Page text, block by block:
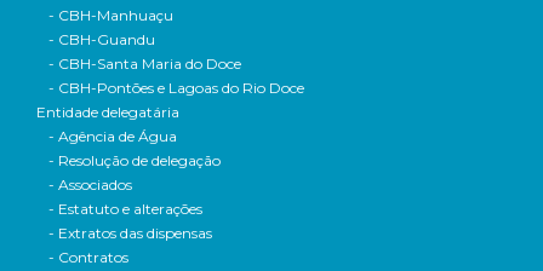
- CBH-Manhuaçu
- CBH-Guandu
- CBH-Santa Maria do Doce
- CBH-Pontões e Lagoas do Rio Doce
Entidade delegatária
- Agência de Água
- Resolução de delegação
- Associados
- Estatuto e alterações
- Extratos das dispensas
- Contratos